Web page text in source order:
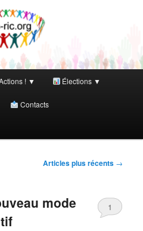
! ▼ Élections ▼
Contacts
Articles plus récents →
mode
1